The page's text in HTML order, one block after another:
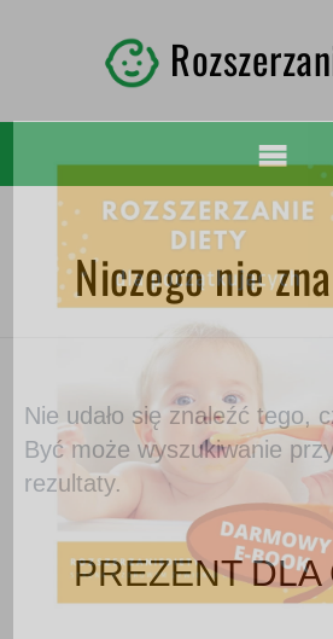
Niczego nie
Nie udało się znaleźć tego,
Być może wyszukiwanie
rezultaty.
PREZENT DLA